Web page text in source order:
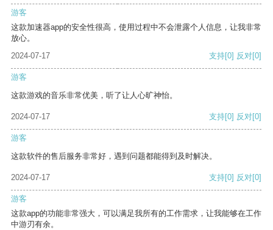
游客
这款加速器app的安全性很高，使用过程中不会泄露个人信息，让我非常
放心。
2024-07-17
支持[0] 反对[0]
游客
这款游戏的音乐非常优美，听了让人心旷神怡。
2024-07-17 支持[0] 反对[0]
游客
这款软件的售后服务非常好，遇到问题都能得到及时解决。
2024-07-17 支持[0] 反对[0]
游客
这款app的功能非常强大，可以满足我所有的工作需求，让我能够在工作
中游刃有余。